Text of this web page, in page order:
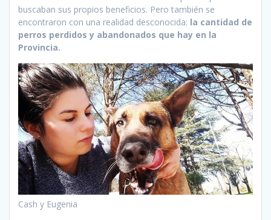
buscaban sus propios beneficios. Pero también se
encontraron con una realidad desconocida: la cantidad de
perros perdidos y abandonados que hay en la
Provincia.
Cash y Eugenia